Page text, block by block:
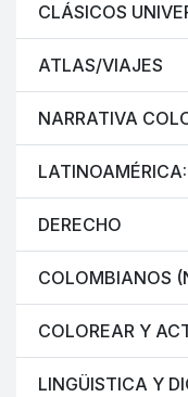
CLÁSICOS
ATLAS/VIAJES
NARRATIVA
DERECHO
COLOMBIANOS
COLOREAR Y
LINGÜISTICA Y